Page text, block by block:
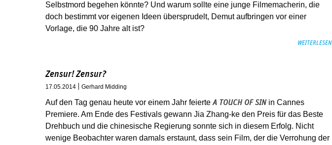
Selbstmord begehen könnte? Und warum sollte eine junge Filmemacherin, die
doch bestimmt vor eigenen Ideen übersprudelt, Demut aufbringen vor einer
Vorlage, die 90 Jahre alt ist?
WEITERLESEN
Zensur! Zensur?
17.05.2014 Gerhard Midding
Auf den Tag genau heute vor einem Jahr feierte A TOUCH OF SINin Cannes
Premiere. Am Ende des Festivals gewann Jia Zhang-ke den Preis für das Beste
Drehbuch und die chinesische Regierung sonnte sich in diesem Erfolg. Nicht
wenige Beobachter waren damals erstaunt, dass sein Film, der die Verrohung der